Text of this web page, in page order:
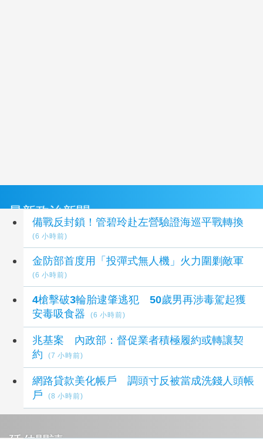
最新政治新聞
備戰反封鎖！管碧玲赴左營驗證海巡平戰轉換
(6 小時前)
金防部首度用「投彈式無人機」火力圍剿敵軍
(6 小時前)
4槍擊破3輪胎逮肇逃犯 50歲男再涉毒駕起獲
安毒吸食器
(6 小時前)
兆基案 內政部：督促業者積極履約或轉讓契
約
(7 小時前)
網路貸款美化帳戶 調頭寸反被當成洗錢人頭帳
戶
(8 小時前)